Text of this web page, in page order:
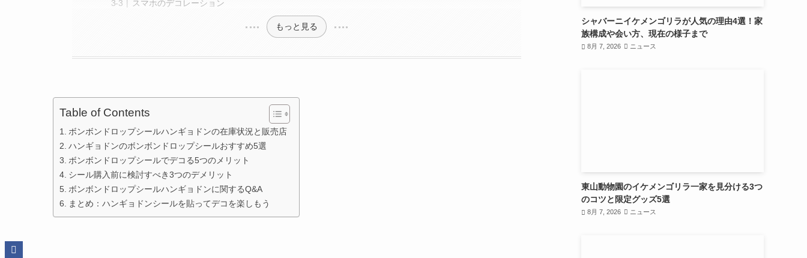
スマホのデコレーション
もっと見る
Table of Contents
ボンボンドロップシールハンギョドンの在庫状況と販売店
ハンギョドンのボンボンドロップシールおすすめ5選
ボンボンドロップシールでデコる5つのメリット
シール購入前に検討すべき3つのデメリット
ボンボンドロップシールハンギョドンに関するQ&A
まとめ：ハンギョドンシールを貼ってデコを楽しもう
シャバーニイケメンゴリラが人気の理由4選！家
族構成や会い方、現在の様子まで
8月 7, 2026 ニュース
東山動物園のイケメンゴリラ一家を見分ける3つ
のコツと限定グッズ5選
8月 7, 2026 ニュース